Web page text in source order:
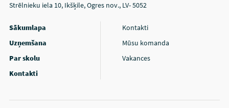
Strēlnieku iela 10, Ikšķile, Ogres nov., LV- 5052
Sākumlapa
Uzņemšana
Par skolu
Kontakti
Kontakti
Mūsu komanda
Vakances